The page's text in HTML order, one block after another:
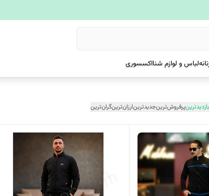
لباس و لوازم شنااکسسوری
پرفروش‌ترینجدیدترینارزان‌ترینگران‌ترین